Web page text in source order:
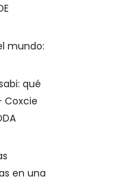
mundo:
qué
Coxcie
en una